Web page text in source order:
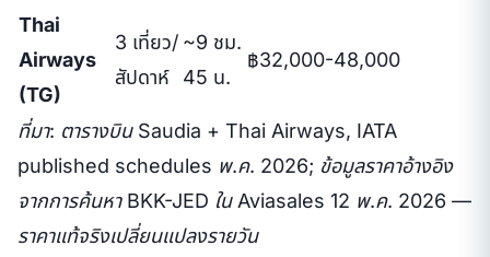
Thai
Airways
(TG)
3 เที่ยว/
สัปดาห์
~9 ชม.
45 น.
฿32,000-48,000
ที่มา: ตารางบิน Saudia + Thai Airways, IATA
published schedules พ.ค. 2026; ข้อมูลราคาอ้างอิง
จากการค้นหา BKK-JED ใน Aviasales 12 พ.ค. 2026 —
ราคาแท้จริงเปลี่ยนแปลงรายวัน